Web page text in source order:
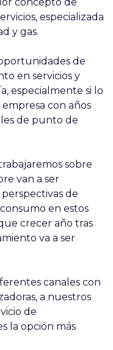
especializada
y gas.
de
en servicios y
especialmente si lo
con años
de punto de
sobre
van a ser
de
en estos
crecer año tras
va a ser
canales con
a nuestros
de
la opción más